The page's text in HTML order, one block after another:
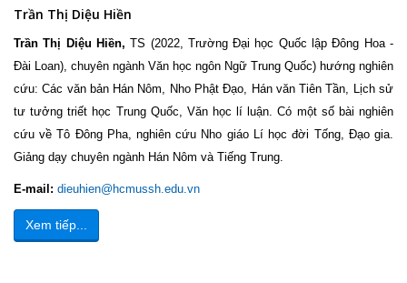
Trần Thị Diệu Hiền
Trần Thị Diệu Hiền,TS (2022, Trường Đại học Quốc lập Đông Hoa -
Đài Loan), chuyên ngành Văn học ngôn Ngữ Trung Quốc) hướng nghiên
cứu: Các văn bản Hán Nôm, Nho Phật Đạo, Hán văn Tiên Tần, Lịch sử
tư tưởng triết học Trung Quốc, Văn học lí luận. Có một số bài nghiên
cứu về Tô Đông Pha, nghiên cứu Nho giáo Lí học đời Tống, Đạo gia.
Giảng dạy chuyên ngành Hán Nôm và Tiếng Trung.
E-mail: dieuhien@hcmussh.edu.vn
Xem tiếp...